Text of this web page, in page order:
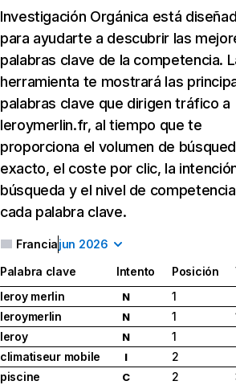
Investigación Orgánica está
para ayudarte a descubrir las
palabras clave de la competencia.
herramienta te mostrará las
palabras clave que dirigen tráfico a
leroymerlin.fr, al tiempo que te
proporciona el volumen de
exacto, el coste por clic, la
búsqueda y el nivel de
cada palabra clave.
Franciajun 2026
Palabra clave Intento Posición
leroy merlin
N 1
leroymerlin
N 1
leroy
N 1
climatiseur mobile
I 2
piscine
C 2